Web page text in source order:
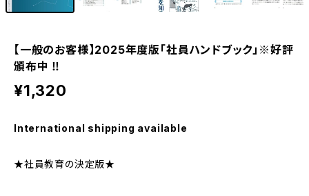
【一般のお客様】2025年度版「社員ハンドブック」※好評
頒布中 ‼
¥1,320
International shipping available
★社員教育の決定版★